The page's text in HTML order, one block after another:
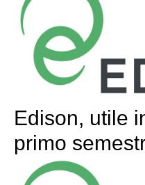
Edison, utile
primo